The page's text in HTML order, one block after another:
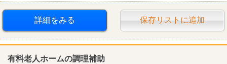
詳細をみる 保存リストに追加
有料老人ホームの調理補助